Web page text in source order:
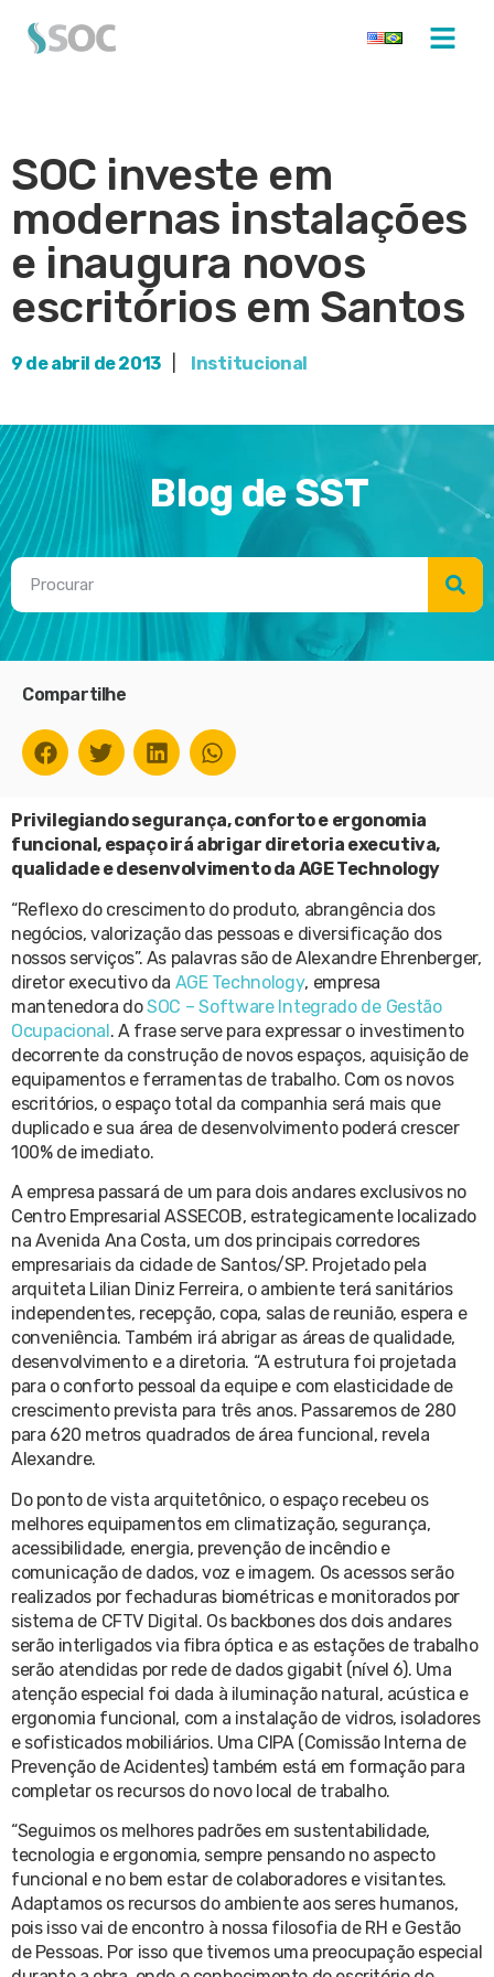
SOC investe em
modernas instalações
e inaugura novos
escritórios em Santos
9 de abril de 2013 Institucional
Blog de SST
Compartilhe
Privilegiando segurança, conforto e ergonomia
funcional, espaço irá abrigar diretoria executiva,
qualidade e desenvolvimento da AGE Technology
“Reflexo do crescimento do produto, abrangência dos
negócios, valorização das pessoas e diversificação dos
nossos serviços”. As palavras são de Alexandre Ehrenberger,
diretor executivo da AGE Technology, empresa
mantenedora doSOC – Software Integrado de Gestão
Ocupacional. A frase serve para expressar o investimento
decorrente da construção de novos espaços, aquisição de
equipamentos e ferramentas de trabalho. Com os novos
escritórios, o espaço total da companhia será mais que
duplicado e sua área de desenvolvimento poderá crescer
100% de imediato.
A empresa passará de um para dois andares exclusivos no
Centro Empresarial ASSECOB, estrategicamente localizado
na Avenida Ana Costa, um dos principais corredores
empresariais da cidade de Santos/SP. Projetado pela
arquiteta Lilian Diniz Ferreira, o ambiente terá sanitários
independentes, recepção, copa, salas de reunião, espera e
conveniência. Também irá abrigar as áreas de qualidade,
desenvolvimento e a diretoria. “A estrutura foi projetada
para o conforto pessoal da equipe e com elasticidade de
crescimento prevista para três anos. Passaremos de 280
para 620 metros quadrados de área funcional, revela
Alexandre.
Do ponto de vista arquitetônico, o espaço recebeu os
melhores equipamentos em climatização, segurança,
acessibilidade, energia, prevenção de incêndio e
comunicação de dados, voz e imagem. Os acessos serão
realizados por fechaduras biométricas e monitorados por
sistema de CFTV Digital. Os backbones dos dois andares
serão interligados via fibra óptica e as estações de trabalho
serão atendidas por rede de dados gigabit (nível 6). Uma
atenção especial foi dada à iluminação natural, acústica e
ergonomia funcional, com a instalação de vidros, isoladores
e sofisticados mobiliários. Uma CIPA (Comissão Interna de
Prevenção de Acidentes) também está em formação para
completar os recursos do novo local de trabalho.
“Seguimos os melhores padrões em sustentabilidade,
tecnologia e ergonomia, sempre pensando no aspecto
funcional e no bem estar de colaboradores e visitantes.
Adaptamos os recursos do ambiente aos seres humanos,
pois isso vai de encontro à nossa filosofia de RH e Gestão
de Pessoas. Por isso que tivemos uma preocupação especial